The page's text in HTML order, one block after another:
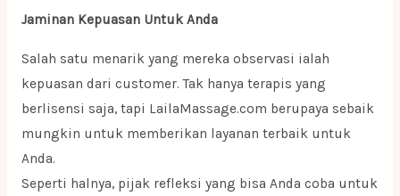
Jaminan Kepuasan Untuk Anda
Salah satu menarik yang mereka observasi ialah
kepuasan dari customer. Tak hanya terapis yang
berlisensi saja, tapi LailaMassage.com berupaya sebaik
mungkin untuk memberikan layanan terbaik untuk
Anda.
Seperti halnya, pijak refleksi yang bisa Anda coba untuk